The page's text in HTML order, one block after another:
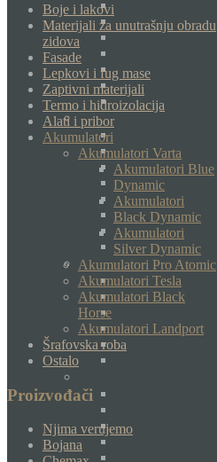
Boje i lakovi
Materijali za unutrašnju obradu
zidova
Fasade
Lepkovi i fug mase
Zaptivni materijali
Termo i hidroizolacija
Alati i pribor
Akumulatori
Akumulatori Varta
Akumulatori Blue
Dynamic
Akumulatori
Black Dynamic
Akumulatori
Silver Dynamic
Akumulatori Pro Atomic
Akumulatori Tesla
Akumulatori Black
Horse
Akumulatori Landport
Šrafovska roba
Ostalo
Proizvođači
Njima verujemo
Bojana